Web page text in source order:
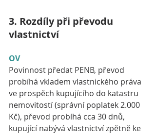
3. Rozdíly při převodu
vlastnictví
OV
Povinnost předat PENB, převod
probíhá vkladem vlastnického práva
ve prospěch kupujícího do katastru
nemovitostí (správní poplatek 2.000
Kč), převod probíhá cca 30 dnů,
kupující nabývá vlastnictví zpětně ke